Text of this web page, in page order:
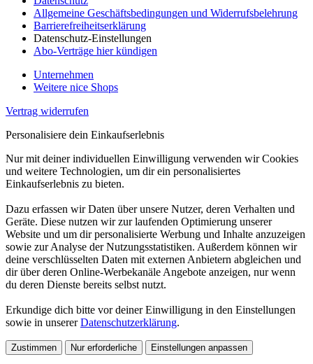
Allgemeine Geschäftsbedingungen und Widerrufsbelehrung
Barrierefreiheitserklärung
Datenschutz-Einstellungen
Abo-Verträge hier kündigen
Unternehmen
Weitere nice Shops
Vertrag widerrufen
Personalisiere dein Einkaufserlebnis
Nur mit deiner individuellen Einwilligung verwenden wir Cookies
und weitere Technologien, um dir ein personalisiertes
Einkaufserlebnis zu bieten.
Dazu erfassen wir Daten über unsere Nutzer, deren Verhalten und
Geräte. Diese nutzen wir zur laufenden Optimierung unserer
Website und um dir personalisierte Werbung und Inhalte anzuzeigen
sowie zur Analyse der Nutzungsstatistiken. Außerdem können wir
deine verschlüsselten Daten mit externen Anbietern abgleichen und
dir über deren Online-Werbekanäle Angebote anzeigen, nur wenn
du deren Dienste bereits selbst nutzt.
Erkundige dich bitte vor deiner Einwilligung in den Einstellungen
sowie in unsererDatenschutzerklärung.
Zustimmen Nur erforderliche Einstellungen anpassen